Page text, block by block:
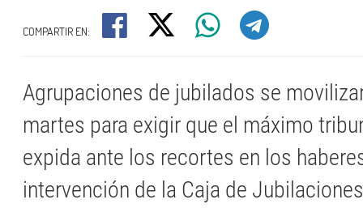
COMPARTIR EN:
Agrupaciones de jubilados se
martes para exigir que el máximo
expida ante los recortes en los
intervención de la Caja de